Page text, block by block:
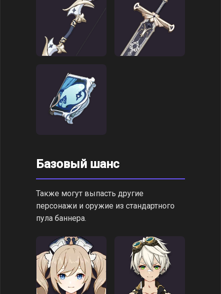
Базовый шанс
Также могут выпасть другие
персонажи и оружие из стандартного
пула баннера.